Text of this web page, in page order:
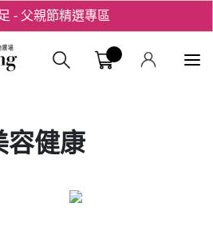
- 父親節精選專區
！七夕星選禮遇！
義大購物
容健康